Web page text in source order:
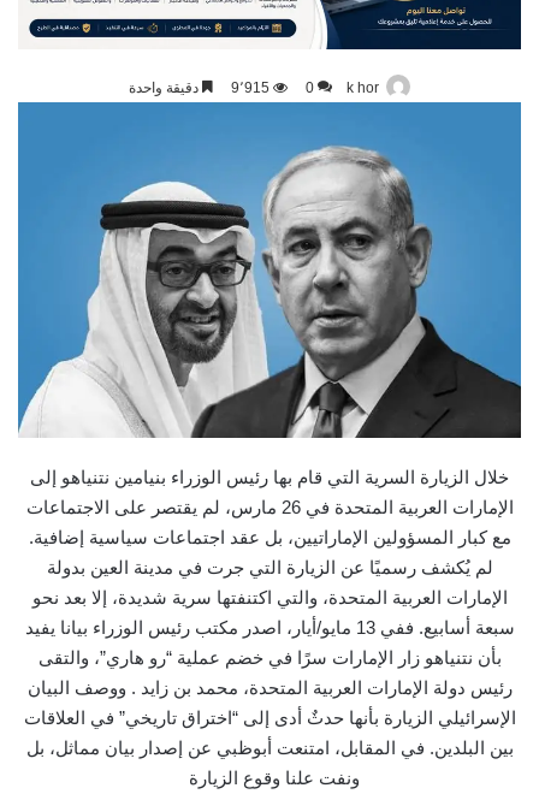
k hor
0 9٬915 دقيقة واحدة
خلال الزيارة السرية التي قام بها رئيس الوزراء بنيامين نتنياهو إلى
الإمارات العربية المتحدة في 26 مارس، لم يقتصر على الاجتماعات
مع كبار المسؤولين الإماراتيين، بل عقد اجتماعات سياسية إضافية.
لم يُكشف رسميًا عن الزيارة التي جرت في مدينة العين بدولة
الإمارات العربية المتحدة، والتي اكتنفتها سرية شديدة، إلا بعد نحو
سبعة أسابيع. ففي 13 مايو/أيار، اصدر مكتب رئيس الوزراء بيانا
يفيد
بأن نتنياهو زار الإمارات سرًا في خضم عملية “رو هاري”، والتقى
رئيس دولة الإمارات العربية المتحدة، محمد بن زايد . ووصف البيان
الإسرائيلي الزيارة بأنها حدثٌ أدى إلى “اختراق تاريخي” في العلاقات
بين البلدين. في المقابل، امتنعت أبوظبي عن إصدار بيان مماثل، بل
ونفت علنا وقوع الزيارة